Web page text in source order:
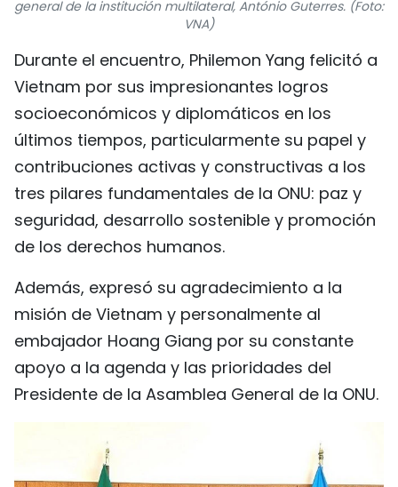
РУССКИЙ
general de la institución multilateral, António Guterres. (Foto:
VNA)
Durante el encuentro, Philemon Yang felicitó a
Vietnam por sus impresionantes logros
socioeconómicos y diplomáticos en los
últimos tiempos, particularmente su papel y
contribuciones activas y constructivas a los
tres pilares fundamentales de la ONU: paz y
seguridad, desarrollo sostenible y promoción
de los derechos humanos.
Además, expresó su agradecimiento a la
misión de Vietnam y personalmente al
embajador Hoang Giang por su constante
apoyo a la agenda y las prioridades del
Presidente de la Asamblea General de la ONU.